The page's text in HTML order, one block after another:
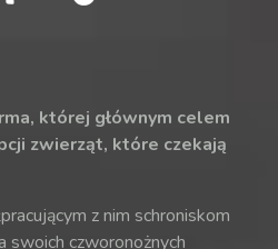
której głównym celem
zwierząt, które czekają
z nim schroniskom
swoich czworonożnych